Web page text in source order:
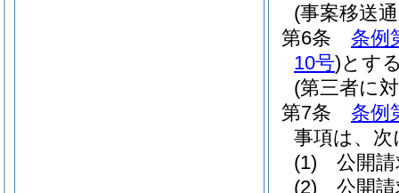
(事案移送
第6条
条例
10号)とす
(第三者に
第7条
条例
事項は、
(1)
公開
(2)
公開